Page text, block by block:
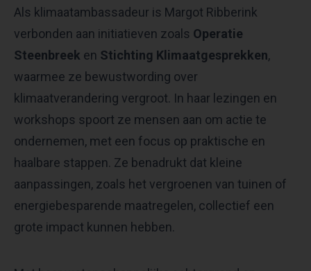
Als klimaatambassadeur is Margot Ribberink
verbonden aan initiatieven zoals Operatie
Steenbreek en Stichting Klimaatgesprekken,
waarmee ze bewustwording over
klimaatverandering vergroot. In haar lezingen en
workshops spoort ze mensen aan om actie te
ondernemen, met een focus op praktische en
haalbare stappen. Ze benadrukt dat kleine
aanpassingen, zoals het vergroenen van tuinen of
energiebesparende maatregelen, collectief een
grote impact kunnen hebben.